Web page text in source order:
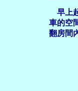
早上
車的空
翻房間